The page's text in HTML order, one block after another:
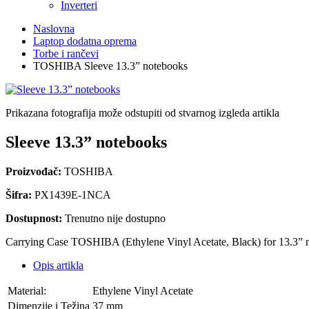
Inverteri
Naslovna
Laptop dodatna oprema
Torbe i rančevi
TOSHIBA Sleeve 13.3” notebooks
Prikazana fotografija može odstupiti od stvarnog izgleda artikla
Sleeve 13.3” notebooks
Proizvođač: TOSHIBA
Šifra: PX1439E-1NCA
Dostupnost: Trenutno nije dostupno
Carrying Case TOSHIBA (Ethylene Vinyl Acetate, Black) for 13.3”
Opis artikla
Material:
Ethylene Vinyl Acetate
Dimenzije i Težina 37 mm